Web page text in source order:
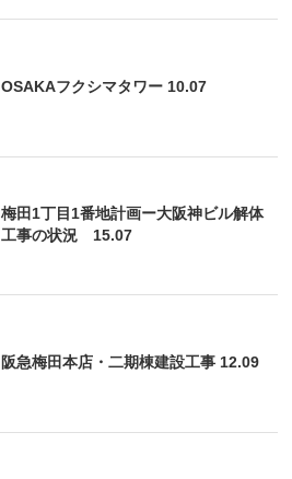
OSAKAフクシマタワー 10.07
梅田1丁目1番地計画ー大阪神ビル解体
工事の状況 15.07
阪急梅田本店・二期棟建設工事 12.09